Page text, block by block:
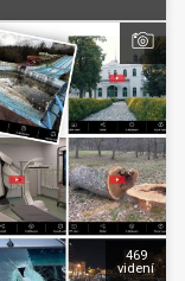
469
videní